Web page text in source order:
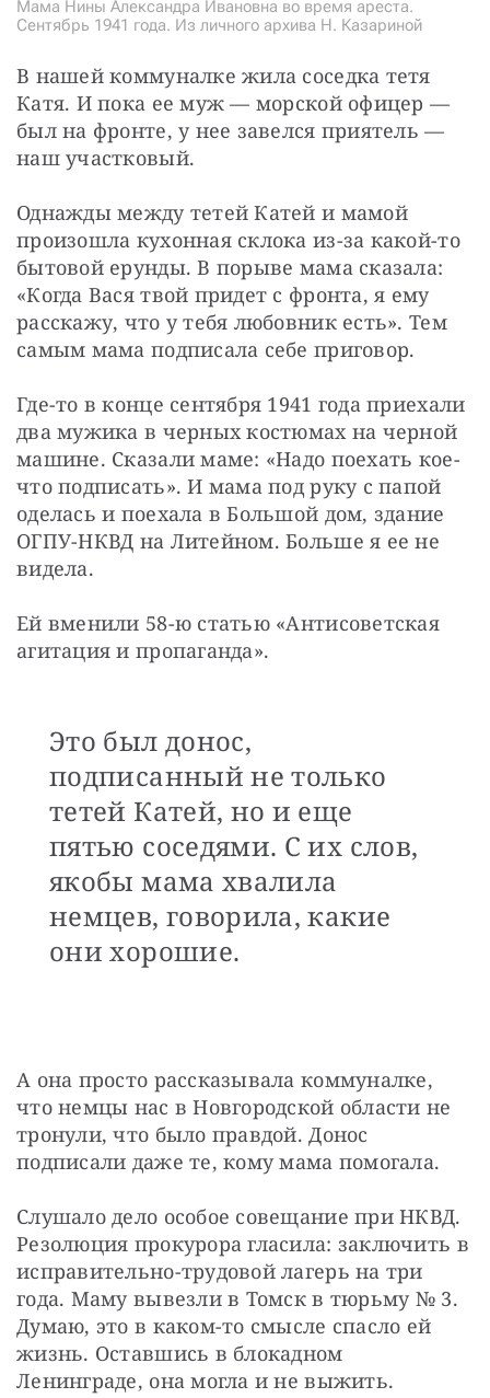
Мама Нины Александра Ивановна во время ареста.
Сентябрь 1941 года. Из личного архива Н. Казариной
В нашей коммуналке жила соседка тетя
Катя. И пока ее муж — морской офицер —
был на фронте, у нее завелся приятель —
наш участковый.
Однажды между тетей Катей и мамой
произошла кухонная склока из-за какой-то
бытовой ерунды. В порыве мама сказала:
«Когда Вася твой придет с фронта, я ему
расскажу, что у тебя любовник есть». Тем
самым мама подписала себе приговор.
Где-то в конце сентября 1941 года приехали
два мужика в черных костюмах на черной
машине. Сказали маме: «Надо поехать кое-
что подписать». И мама под руку с папой
оделась и поехала в Большой дом, здание
ОГПУ-НКВД на Литейном. Больше я ее не
видела.
Ей вменили 58-ю статью «Антисоветская
агитация и пропаганда».
Это был донос,
подписанный не только
тетей Катей, но и еще
пятью соседями. С их слов,
якобы мама хвалила
немцев, говорила, какие
они хорошие.
А она просто рассказывала коммуналке,
что немцы нас в Новгородской области не
тронули, что было правдой. Донос
подписали даже те, кому мама помогала.
Слушало дело особое совещание при НКВД.
Резолюция прокурора гласила: заключить в
исправительно-трудовой лагерь на три
года. Маму вывезли в Томск в тюрьму № 3.
Думаю, это в каком-то смысле спасло ей
жизнь. Оставшись в блокадном
Ленинграде, она могла и не выжить.